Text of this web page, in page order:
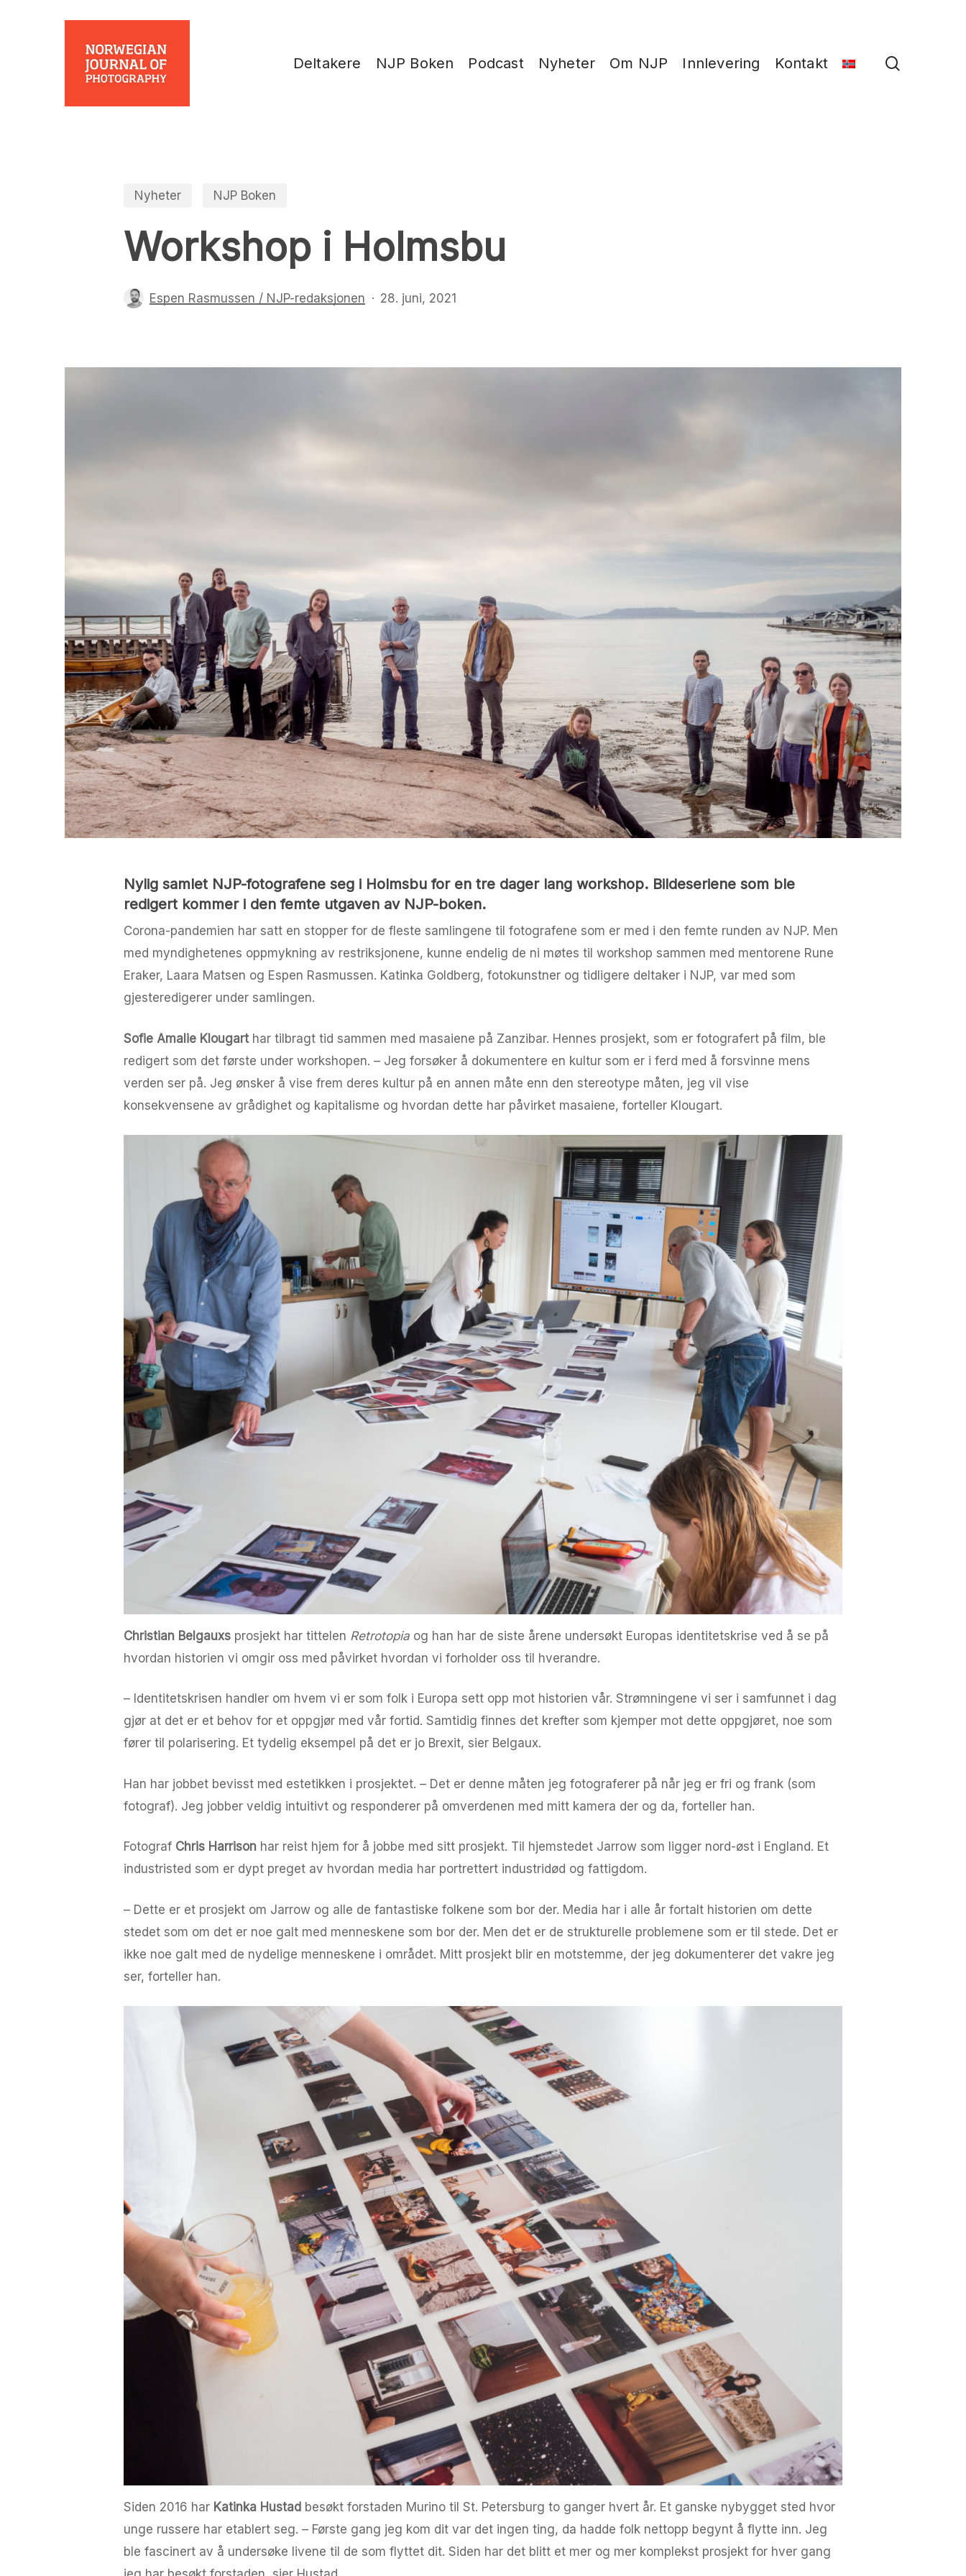
Trykk enter for å starte ditt søk
Deltakere NJP Boken Podcast Nyheter Om NJP Innlevering Kontakt
Nyheter NJP Boken
Workshop i Holmsbu
Espen Rasmussen / NJP-redaksjonen 28. juni, 2021
Nylig samlet NJP-fotografene seg i Holmsbu for en tre dager lang workshop. Bildeseriene som ble
redigert kommer i den femte utgaven av NJP-boken.
Corona-pandemien har satt en stopper for de fleste samlingene til fotografene som er med i den femte runden av NJP. Men
med myndighetenes oppmykning av restriksjonene, kunne endelig de ni møtes til workshop sammen med mentorene Rune
Eraker, Laara Matsen og Espen Rasmussen. Katinka Goldberg, fotokunstner og tidligere deltaker i NJP, var med som
gjesteredigerer under samlingen.
Sofie Amalie Klougart har tilbragt tid sammen med masaiene på Zanzibar. Hennes prosjekt, som er fotografert på film, ble
redigert som det første under workshopen. – Jeg forsøker å dokumentere en kultur som er i ferd med å forsvinne mens
verden ser på. Jeg ønsker å vise frem deres kultur på en annen måte enn den stereotype måten, jeg vil vise
konsekvensene av grådighet og kapitalisme og hvordan dette har påvirket masaiene, forteller Klougart.
Christian Belgauxs prosjekt har tittelen Retrotopia og han har de siste årene undersøkt Europas identitetskrise ved å se på
hvordan historien vi omgir oss med påvirket hvordan vi forholder oss til hverandre.
– Identitetskrisen handler om hvem vi er som folk i Europa sett opp mot historien vår. Strømningene vi ser i samfunnet i dag
gjør at det er et behov for et oppgjør med vår fortid. Samtidig finnes det krefter som kjemper mot dette oppgjøret, noe som
fører til polarisering. Et tydelig eksempel på det er jo Brexit, sier Belgaux.
Han har jobbet bevisst med estetikken i prosjektet. – Det er denne måten jeg fotograferer på når jeg er fri og frank (som
fotograf). Jeg jobber veldig intuitivt og responderer på omverdenen med mitt kamera der og da, forteller han.
Fotograf Chris Harrison har reist hjem for å jobbe med sitt prosjekt. Til hjemstedet Jarrow som ligger nord-øst i England. Et
industristed som er dypt preget av hvordan media har portrettert industridød og fattigdom.
– Dette er et prosjekt om Jarrow og alle de fantastiske folkene som bor der. Media har i alle år fortalt historien om dette
stedet som om det er noe galt med menneskene som bor der. Men det er de strukturelle problemene som er til stede. Det er
ikke noe galt med de nydelige menneskene i området. Mitt prosjekt blir en motstemme, der jeg dokumenterer det vakre jeg
ser, forteller han.
Siden 2016 har Katinka Hustad besøkt forstaden Murino til St. Petersburg to ganger hvert år. Et ganske nybygget sted hvor
unge russere har etablert seg. – Første gang jeg kom dit var det ingen ting, da hadde folk nettopp begynt å flytte inn. Jeg
ble fascinert av å undersøke livene til de som flyttet dit. Siden har det blitt et mer og mer komplekst prosjekt for hver gang